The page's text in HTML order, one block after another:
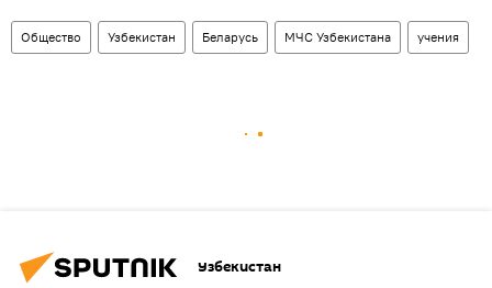
Общество Узбекистан Беларусь МЧС Узбекистана учения
Узбекистан